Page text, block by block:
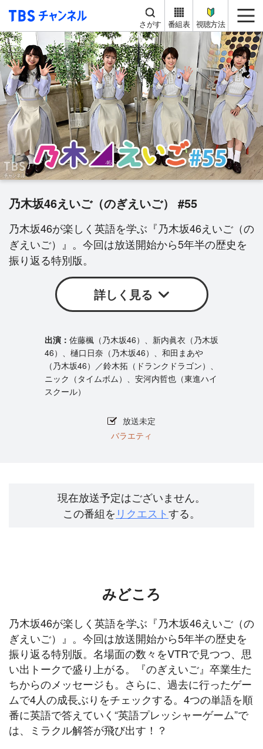
TBS チャンネル
さがす 番組表 視聴方法
乃木坂46えいご（のぎえいご） #55
乃木坂46が楽しく英語を学ぶ『乃木坂46えいご（の
ぎえいご）』。今回は放送開始から5年半の歴史を
振り返る特別版。
詳しく見る
佐藤楓（乃木坂46）、新内眞衣（乃木坂
46）、樋口日奈（乃木坂46）、和田まあや
（乃木坂46）／鈴木拓（ドランクドラゴン）、
ニック（タイムボム）、安河内哲也（東進ハイ
スクール）
放送未定
バラエティ
現在放送予定はございません。
この番組を リクエストする。
みどころ
乃木坂46が楽しく英語を学ぶ『乃木坂46えいご（の
ぎえいご）』。今回は放送開始から5年半の歴史を
振り返る特別版。名場面の数々をVTRで見つつ、思
い出トークで盛り上がる。『のぎえいご』卒業生た
ちからのメッセージも。さらに、過去に行ったゲー
ムで4人の成長ぶりをチェックする。4つの単語を順
番に英語で答えていく“英語プレッシャーゲーム”で
は、ミラクル解答が飛び出す！？